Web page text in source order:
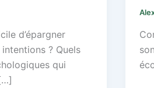
d’épargner
? Quels
qui